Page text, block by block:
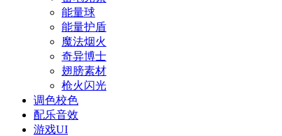
能量球
能量护盾
魔法烟火
奇异博士
翅膀素材
枪火闪光
调色校色
配乐音效
游戏UI